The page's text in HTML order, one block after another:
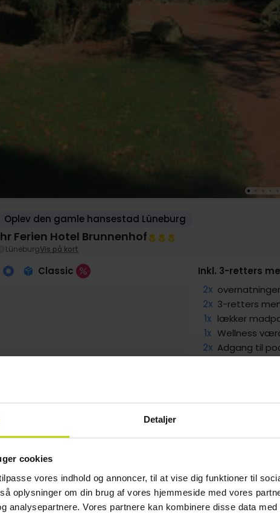
Detaljer
cookies
vores indhold og annoncer, til at vise dig funktioner til
oplysninger om din brug af vores hjemmeside med vores
analysepartnere. Vores partnere kan kombinere disse data
Oplev den gamle hansestad Lüneburg
Ferien Hotel Brunnenhof
LüneburgVis på kort
Classic
Inkl. 3-retters
2x
2x 3-retters
1x lækker
1x Wellness
2x Adgang til
Aug pp979,- Sep pp929,- Okt pp